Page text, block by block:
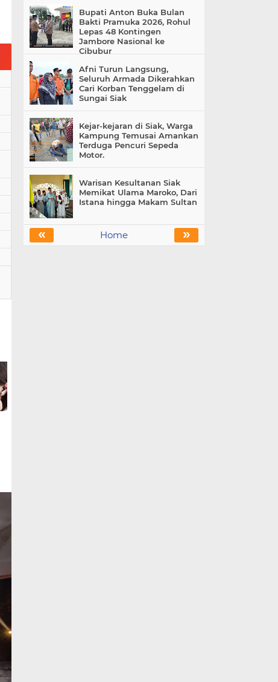
Bupati Anton Buka Bulan
Bakti Pramuka 2026, Rohul
Lepas 48 Kontingen
Jambore Nasional ke
Cibubur
Afni Turun Langsung,
Seluruh Armada Dikerahkan
Cari Korban Tenggelam di
Sungai Siak
Kejar-kejaran di Siak, Warga
Kampung Temusai Amankan
Terduga Pencuri Sepeda
Motor.
Warisan Kesultanan Siak
Memikat Ulama Maroko, Dari
Istana hingga Makam Sultan
« »
Home